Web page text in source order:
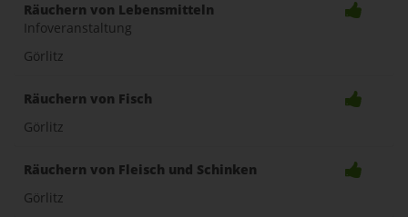
Räuchern von Lebensmitteln
Infoveranstaltung
Görlitz
Räuchern von Fisch
Görlitz
Räuchern von Fleisch und Schinken
Görlitz